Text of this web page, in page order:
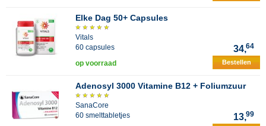
Elke Dag 50+ Capsules
Vitals
60 capsules
34,64
op voorraad Bestellen
Adenosyl 3000 Vitamine B12 + Foliumzuur
SanaCore
60 smelttabletjes
13,99